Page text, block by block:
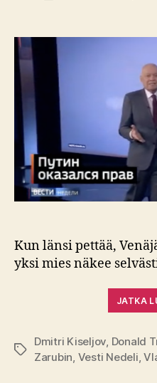
Kun länsi pettää,
yksi mies näkee
JATKA
Avainsanat
Dmitri Kiseljov, Donald
Zarubin, Vesti Nedeli,